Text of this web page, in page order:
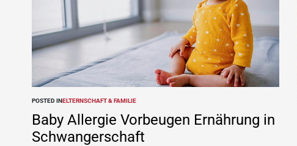
POSTED INELTERNSCHAFT & FAMILIE
Baby Allergie Vorbeugen Ernährung in
Schwangerschaft